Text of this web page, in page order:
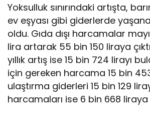
Yoksulluk sınırındaki artışta,
ev eşyası gibi giderlerde
oldu. Gıda dışı harcamalar
lira artarak 55 bin 150 liraya
yıllık artış ise 15 bin 724 lirayı
için gereken harcama 15 bin
ulaştırma giderleri 15 bin 129
harcamaları ise 6 bin 668 liraya